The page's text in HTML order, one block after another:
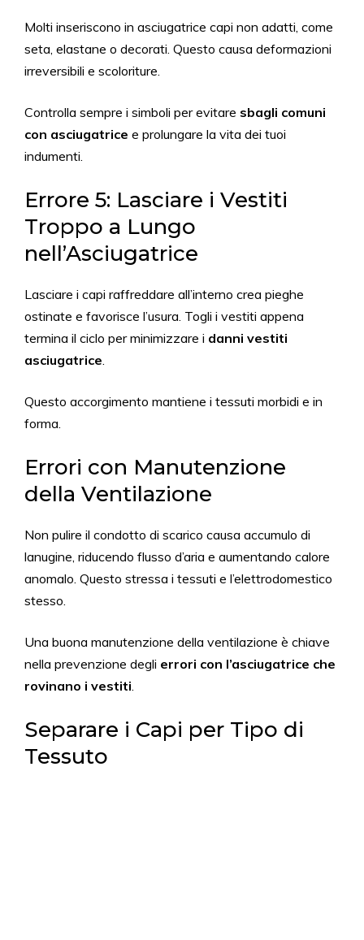
Molti inseriscono in asciugatrice capi non adatti, come
seta, elastane o decorati. Questo causa deformazioni
irreversibili e scoloriture.
Controlla sempre i simboli per evitare sbagli comuni
con asciugatrice e prolungare la vita dei tuoi
indumenti.
Errore 5: Lasciare i Vestiti
Troppo a Lungo
nell’Asciugatrice
Lasciare i capi raffreddare all’interno crea pieghe
ostinate e favorisce l’usura. Togli i vestiti appena
termina il ciclo per minimizzare i danni vestiti
asciugatrice.
Questo accorgimento mantiene i tessuti morbidi e in
forma.
Errori con Manutenzione
della Ventilazione
Non pulire il condotto di scarico causa accumulo di
lanugine, riducendo flusso d’aria e aumentando calore
anomalo. Questo stressa i tessuti e l’elettrodomestico
stesso.
Una buona manutenzione della ventilazione è chiave
nella prevenzione degli errori con l’asciugatrice che
rovinano i vestiti.
Separare i Capi per Tipo di
Tessuto